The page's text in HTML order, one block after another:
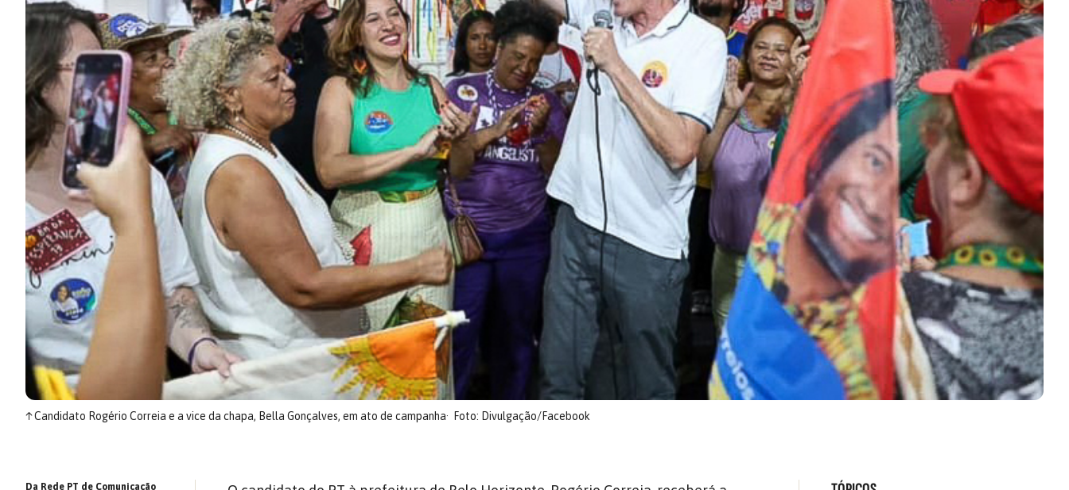
↑Candidato Rogério Correia e a vice da chapa, Bella Gonçalves, em ato de campanha Foto: Divulgação/Facebook
Da Rede PT de Comunicação